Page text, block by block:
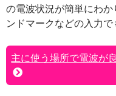
の電波状況が簡単にわ
ンドマークなどの入力で
主に使う場所で電波が